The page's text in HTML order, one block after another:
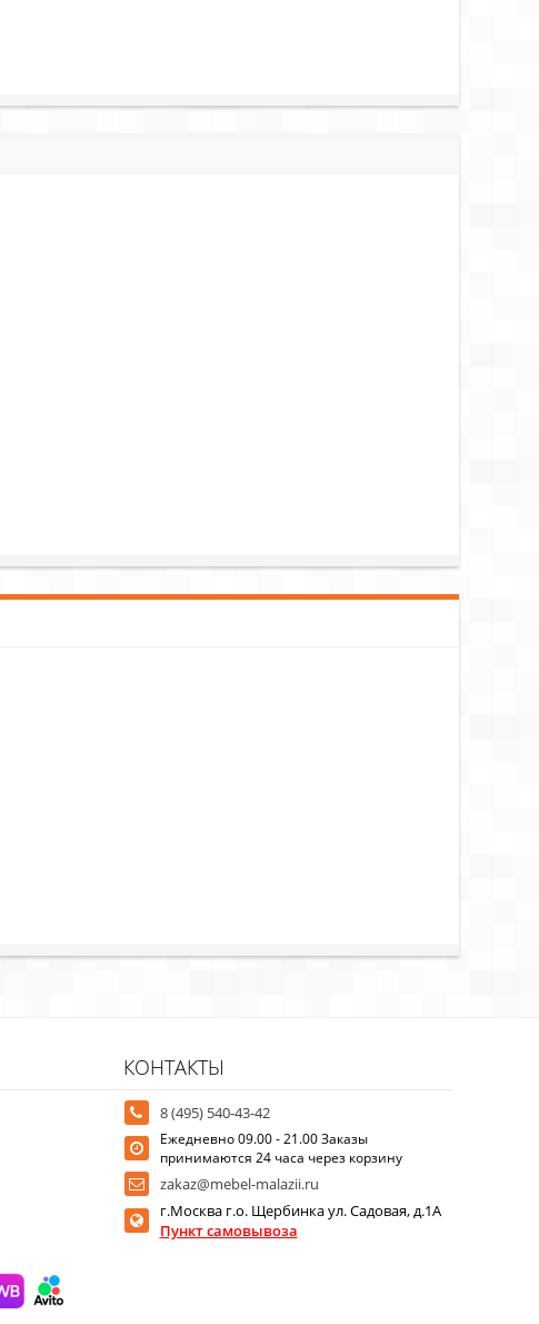
КОНТАКТЫ
8 (495) 540-43-42
Ежедневно 09.00 - 21.00 Заказы
принимаются 24 часа через корзину
zakaz@mebel-malazii.ru
г.Москва г.о. Щербинка ул. Садовая, д.1А
Пункт самовывоза